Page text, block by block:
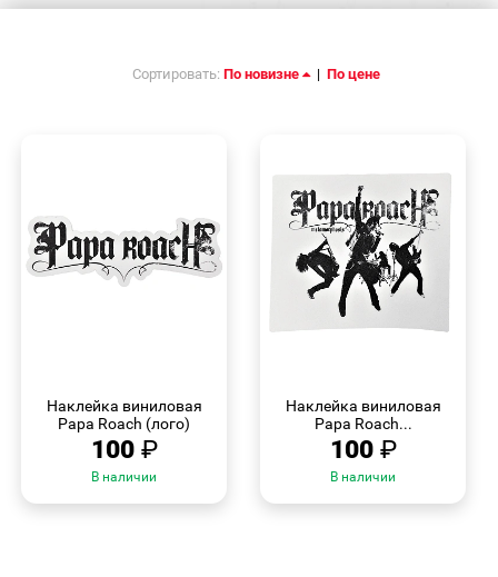
Сортировать: По новизне | По цене
Наклейка виниловая
Papa Roach (лого)
100 ₽
В наличии
Наклейка виниловая
Papa Roach...
100 ₽
В наличии